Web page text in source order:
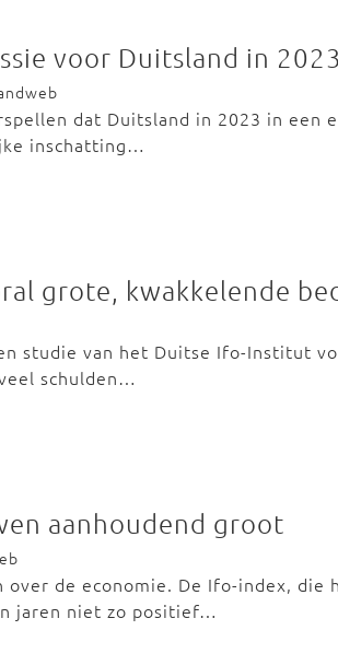
voor Duitsland in 2023
dat Duitsland in 2023 in een
inschatting…
grote, kwakkelende
studie van het Duitse Ifo-Institut
schulden…
aanhoudend groot
de economie. De Ifo-index, die
jaren niet zo positief…